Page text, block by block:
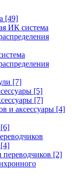
[49]
ИК система
[7]
[5]
[7]
и аксессуары [4]
[6]
[4]
[2]